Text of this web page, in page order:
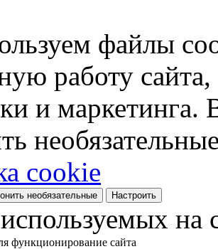
файлы
работу
и
cookie
необязательные Настроить
на
функционирование сайта